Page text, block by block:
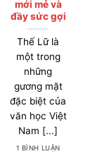
mới mẻ và
đầy sức gợi
Thế Lữ là
một trong
những
gương mặt
đặc biệt của
văn học Việt
Nam [...]
1 BÌNH LUẬN